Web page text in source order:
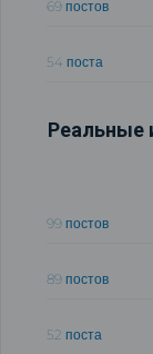
69 постов
54 поста
Реальные
99 постов
89 постов
52 поста